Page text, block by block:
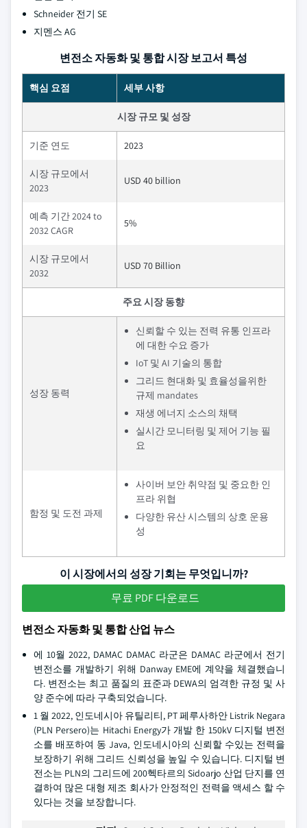
Schneider 전기 SE
지멘스 AG
변전소 자동화 및 통합 시장 보고서 특성
핵심 요점 세부 사항
시장 규모 및 성장
기준 연도 2023
시장 규모에서
2023
USD 40 billion
예측 기간 2024 to
2032 CAGR
5%
시장 규모에서
2032
USD 70 Billion
주요 시장 동향
성장 동력
신뢰할 수 있는 전력 유통 인프라
에 대한 수요 증가
IoT 및 AI 기술의 통합
그리드 현대화 및 효율성을위한
규제 mandates
재생 에너지 소스의 채택
실시간 모니터링 및 제어 기능 필
요
함정 및 도전 과제
사이버 보안 취약점 및 중요한 인
프라 위협
다양한 유산 시스템의 상호 운용
성
이 시장에서의 성장 기회는 무엇입니까?
무료 PDF 다운로드
변전소 자동화 및 통합 산업 뉴스
에 10월 2022, DAMAC DAMAC 라군은 DAMAC 라군에서 전기
변전소를 개발하기 위해 Danway EME에 계약을 체결했습니
다. 변전소는 최고 품질의 표준과 DEWA의 엄격한 규정 및 사
양 준수에 따라 구축되었습니다.
1 월 2022, 인도네시아 유틸리티, PT 페루사하안 Listrik Negara
(PLN Persero)는 Hitachi Energy가 개발 한 150kV 디지털 변전
소를 배포하여 동 Java, 인도네시아의 신뢰할 수있는 전력을
보장하기 위해 그리드 신뢰성을 높일 수 있습니다. 디지털 변
전소는 PLN의 그리드에 200헥타르의 Sidoarjo 산업 단지를 연
결하여 많은 대형 제조 회사가 안정적인 전력을 액세스 할 수
있다는 것을 보장합니다.